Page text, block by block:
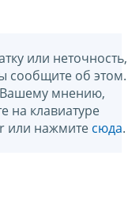
или неточность,
сообщите об этом.
Вашему мнению,
на клавиатуре
или нажмите сюда.